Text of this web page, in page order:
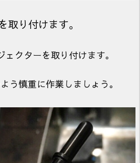
取り付けます。
クターを取り付けます。
う慎重に作業しましょう。